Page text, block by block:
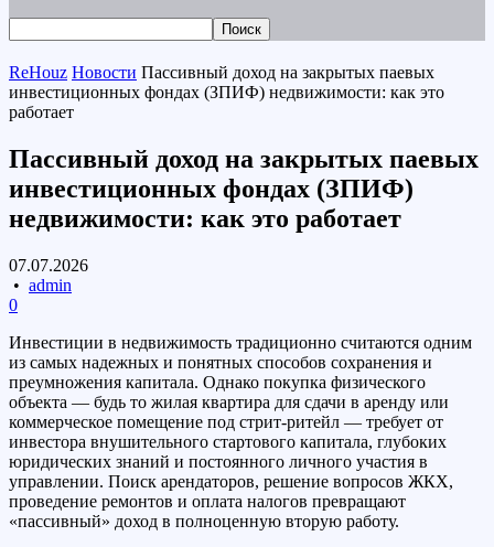
ReHouz Новости Пассивный доход на закрытых паевых
инвестиционных фондах (ЗПИФ) недвижимости: как это
работает
Пассивный доход на закрытых паевых
инвестиционных фондах (ЗПИФ)
недвижимости: как это работает
07.07.2026
• admin
0
Инвестиции в недвижимость традиционно считаются одним
из самых надежных и понятных способов сохранения и
преумножения капитала. Однако покупка физического
объекта — будь то жилая квартира для сдачи в аренду или
коммерческое помещение под стрит-ритейл — требует от
инвестора внушительного стартового капитала, глубоких
юридических знаний и постоянного личного участия в
управлении. Поиск арендаторов, решение вопросов ЖКХ,
проведение ремонтов и оплата налогов превращают
«пассивный» доход в полноценную вторую работу.